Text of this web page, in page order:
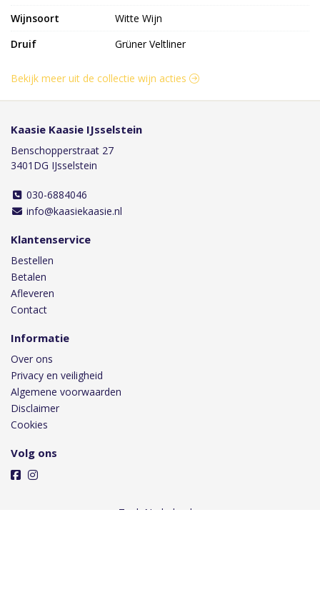
Wijnsoort
Witte Wijn
Druif
Grüner Veltliner
Bekijk meer uit de collectie wijn acties
Kaasie Kaasie IJsselstein
Benschopperstraat 27
3401DG IJsselstein
030-6884046
info@kaasiekaasie.nl
Klantenservice
Bestellen
Betalen
Afleveren
Contact
Informatie
Over ons
Privacy en veiligheid
Algemene voorwaarden
Disclaimer
Cookies
Volg ons
Taal